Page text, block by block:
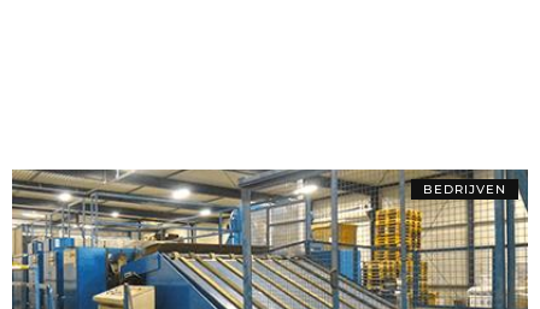
BEDRIJVEN